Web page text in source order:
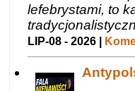
lefebrystami, to
LIP-08 - 2026 |